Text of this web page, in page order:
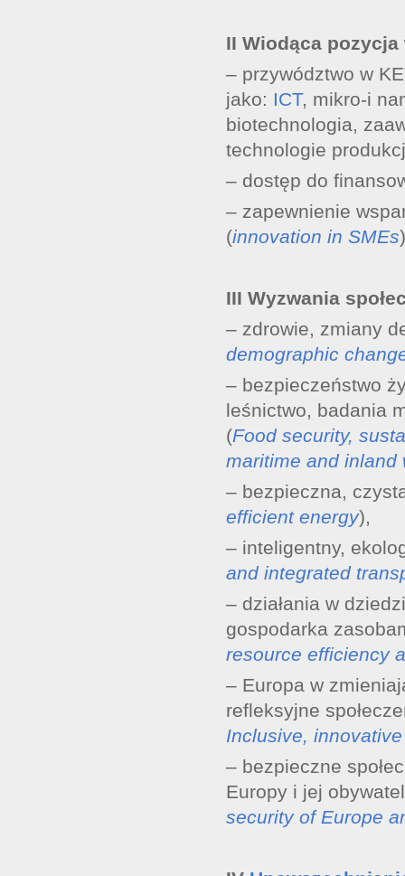
II Wiodąca
– przywództwo w
jako: ICT, mikro-i
biotechnologia,
technologie
– dostęp do
– zapewnienie
(innovation in SMEs
III Wyzwania
– zdrowie, zmiany
demographic
– bezpieczeństwo
leśnictwo, badania
(Food security,
maritime and inland
– bezpieczna,
efficient energy),
– inteligentny,
and integrated
– działania w
gospodarka
resource efficiency
– Europa w
refleksyjne
Inclusive,
– bezpieczne
Europy i jej
security of Europe